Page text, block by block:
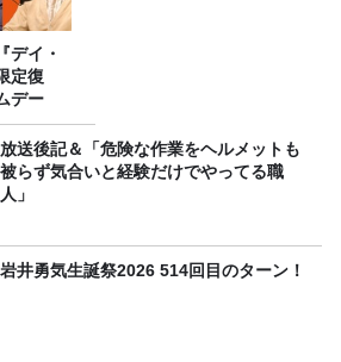
デイ・
定復
デー
放送後記＆「危険な作業をヘルメットも
被らず気合いと経験だけでやってる職
人」
岩井勇気生誕祭2026 514回目のターン！